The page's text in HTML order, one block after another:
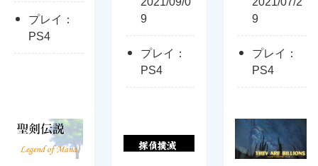
プレイ：
PS4
9
プレイ：
PS4
9
プレイ：
PS4